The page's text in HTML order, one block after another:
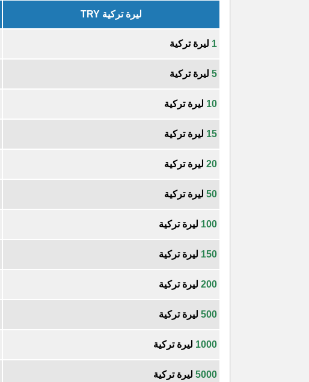
ليرة تركية TRY
1 ليرة تركية
5 ليرة تركية
10 ليرة تركية
15 ليرة تركية
20 ليرة تركية
50 ليرة تركية
100 ليرة تركية
150 ليرة تركية
200 ليرة تركية
500 ليرة تركية
1000 ليرة تركية
5000 ليرة تركية